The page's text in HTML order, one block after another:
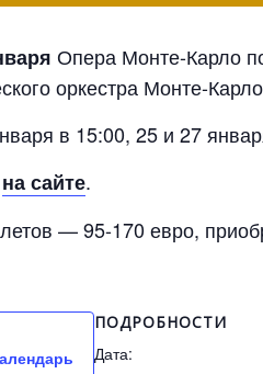
Опера Монте-Карло
оркестра Монте-
в 15:00, 25 и 27
на сайте.
— 95-170 евро,
ПОДРОБНОСТИ
Дата: